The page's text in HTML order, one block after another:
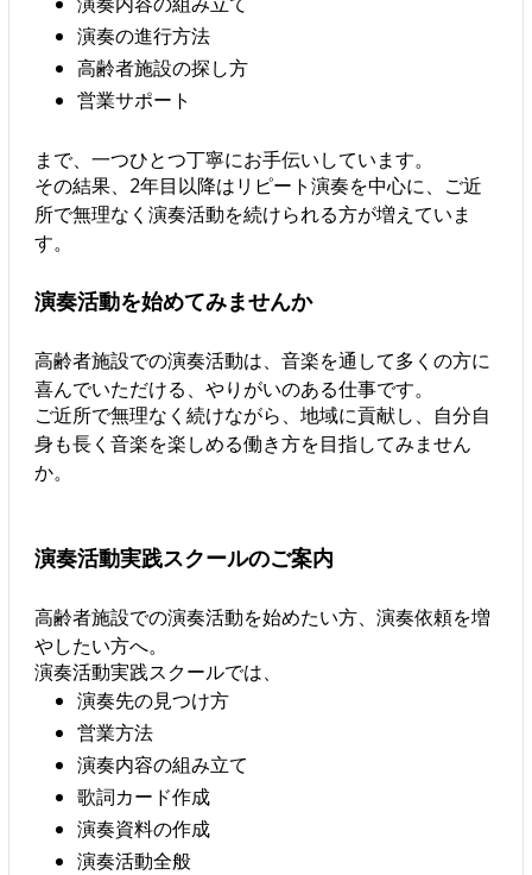
演奏の進行方法
高齢者施設の探し方
営業サポート
まで、一つひとつ丁寧にお手伝いしています。
その結果、2年目以降はリピート演奏を中心に、ご近
所で無理なく演奏活動を続けられる方が増えていま
す。
演奏活動を始めてみませんか
高齢者施設での演奏活動は、音楽を通して多くの方に
喜んでいただける、やりがいのある仕事です。
ご近所で無理なく続けながら、地域に貢献し、自分自
身も長く音楽を楽しめる働き方を目指してみません
か。
演奏活動実践スクールのご案内
高齢者施設での演奏活動を始めたい方、演奏依頼を増
やしたい方へ。
演奏活動実践スクールでは、
演奏先の見つけ方
営業方法
演奏内容の組み立て
歌詞カード作成
演奏資料の作成
演奏活動全般